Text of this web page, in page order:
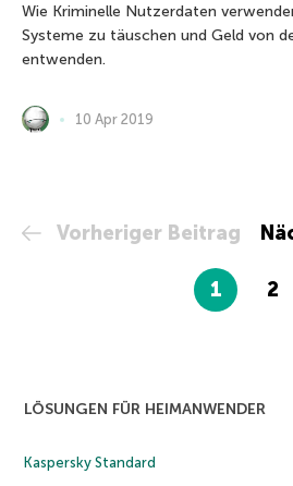
Wie Kriminelle Nutzerdaten
Systeme zu täuschen und Geld von
entwenden.
10 Apr 2019
Vorheriger Beitrag
1 2
LÖSUNGEN FÜR HEIMANWENDER
Kaspersky Standard